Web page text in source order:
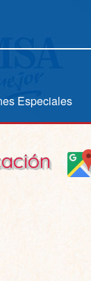
Especiales